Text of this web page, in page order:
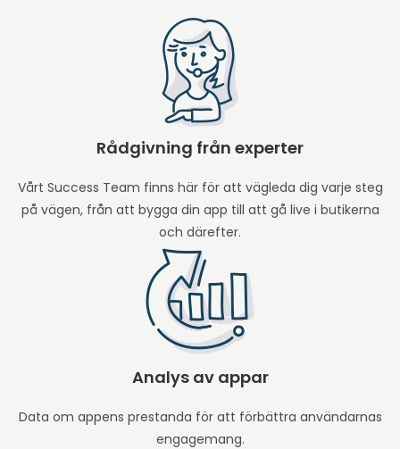
Rådgivning från experter
Vårt Success Team finns här för att vägleda dig varje steg
på vägen, från att bygga din app till att gå live i butikerna
och därefter.
Analys av appar
Data om appens prestanda för att förbättra användarnas
engagemang.